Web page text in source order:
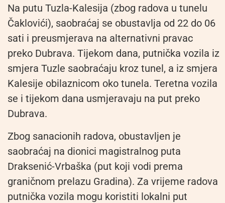
Na putu Tuzla-Kalesija (zbog radova u tunelu
Čaklovići), saobraćaj se obustavlja od 22 do 06
sati i preusmjerava na alternativni pravac
preko Dubrava. Tijekom dana, putnička vozila iz
smjera Tuzle saobraćaju kroz tunel, a iz smjera
Kalesije obilaznicom oko tunela. Teretna vozila
se i tijekom dana usmjeravaju na put preko
Dubrava.
Zbog sanacionih radova, obustavljen je
saobraćaj na dionici magistralnog puta
Draksenić-Vrbaška (put koji vodi prema
graničnom prelazu Gradina). Za vrijeme radova
putnička vozila mogu koristiti lokalni put